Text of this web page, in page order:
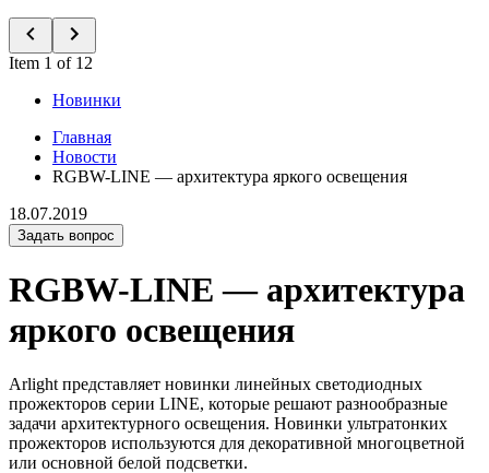
Item 1 of 12
Новинки
Главная
Новости
RGBW-LINE — архитектура яркого освещения
18.07.2019
Задать вопрос
RGBW-LINE — архитектура
яркого освещения
Arlight представляет новинки линейных светодиодных
прожекторов серии LINE, которые решают разнообразные
задачи архитектурного освещения. Новинки ультратонких
прожекторов используются для декоративной многоцветной
или основной белой подсветки.